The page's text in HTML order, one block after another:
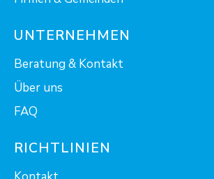
UNTERNEHMEN
Beratung & Kontakt
Über uns
FAQ
RICHTLINIEN